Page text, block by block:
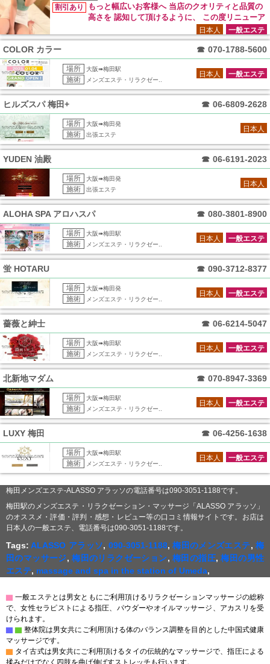
割引あり
もっと幅広いお客様へ 当店のクオリティと品質の
高さを 認知して頂けるように、 この度リニューア
ル記念として 特別クーポンを発行いたしました。 ネット予約
のご対応を頂いた お客様に限り通常コースより 総額より【 20
00円OFF 】にて ご案内させていただきます。
一般エステ
日本人
COLOR カラー ☎ 070-1788-5600
場所 大阪➠梅田駅
施術 メンズエステ・リラクゼー..
一般エステ
日本人
ヒルズスパ 梅田+ ☎ 06-6809-2628
場所 大阪➠梅田発
施術 出張エステ
日本人
YUDEN 油殿 ☎ 06-6191-2023
場所 大阪➠梅田発
施術 出張エステ
日本人
ALOHA SPA アロハスパ ☎ 080-3801-8900
場所 大阪➠梅田駅
施術 メンズエステ・リラクゼー..
一般エステ
日本人
蛍 HOTARU ☎ 090-3712-8377
場所 大阪➠梅田発
施術 メンズエステ・リラクゼー..
一般エステ
日本人
薔薇と紳士 ☎ 06-6214-5047
場所 大阪➠梅田駅
施術 メンズエステ・リラクゼー..
一般エステ
日本人
北新地マダム ☎ 070-8947-3369
場所 大阪➠梅田駅
施術 メンズエステ・リラクゼー..
一般エステ
日本人
LUXY 梅田 ☎ 06-4256-1638
場所 大阪➠梅田駅
施術 メンズエステ・リラクゼー..
一般エステ
日本人
梅田メンズエステ-ALASSO アラッソの電話番号は090-3051-1188です。
梅田駅のメンズエステ・リラクゼーション・マッサージ「ALASSO アラッソ」
のオススメ・評価・評判・感想・レビュー等の口コミ情報サイトです。お店は
日本人の一般エステ、電話番号は090-3051-1188です。
Tags: ALASSO アラッソ, 090-3051-1188,梅田のメンズエステ,梅
田のマッサージ,梅田のリラクゼーション,梅田の指圧,梅田の男性
エステ, massage and spa in the station of Umeda,
▇ 一般エステとは男女ともにご利用頂けるリラクゼーションマッサージの総称
で、女性セラピストによる指圧、パウダーやオイルマッサージ、アカスリを受
けられます。
▇ ▇ 整体院は男女共にご利用頂ける体のバランス調整を目的とした中国式健康
マッサージです。
▇ タイ古式は男女共にご利用頂けるタイの伝統的なマッサージで、指圧による
揉みだけでなく四肢を曲げ伸ばすストレッチも行います。